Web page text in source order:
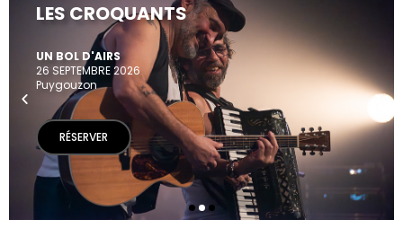
LES CROQUANTS
UN BOL D'AIRS
26 SEPTEMBRE 2026
Puygouzon
RÉSERVER